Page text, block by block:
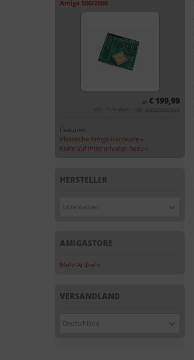
Amiga 500/2000
ab € 199,99
inkl. 19 % MwSt. zzgl.
Features:
Klassische Amiga Hardware »
Mehr auf Ihrer privaten Seite »
HERSTELLER
Bitte wählen
AMIGASTORE
Mehr Artikel »
VERSANDLAND
Deutschland